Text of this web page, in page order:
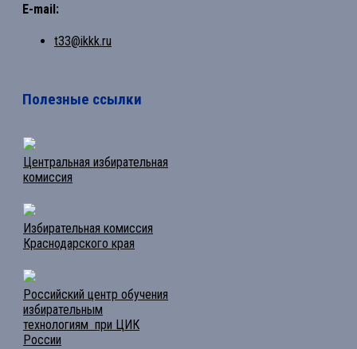
E-mail:
t33@ikkk.ru
Полезные ссылки
Центральная избирательная
комиссия
Избирательная комиссия
Краснодарского края
Российский центр обучения
избирательным
технологиям при ЦИК
России